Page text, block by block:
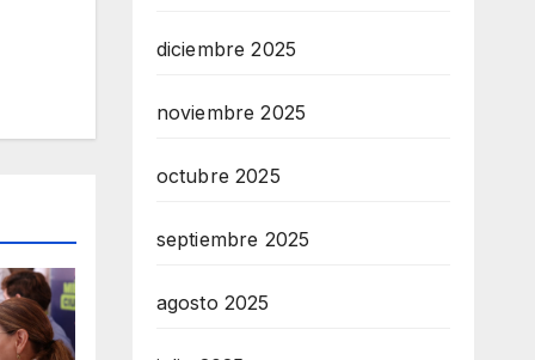
diciembre 2025
noviembre 2025
octubre 2025
septiembre 2025
agosto 2025